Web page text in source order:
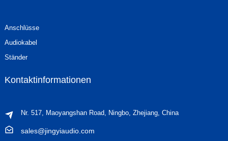
Anschlüsse
Audiokabel
Ständer
Kontaktinformationen
Nr. 517, Maoyangshan Road, Ningbo, Zhejiang, China
sales@jingyiaudio.com